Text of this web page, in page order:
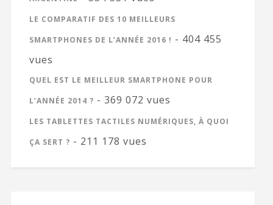
LE COMPARATIF DES 10 MEILLEURS
SMARTPHONES DE L’ANNÉE 2016 ! - 404 455
vues
QUEL EST LE MEILLEUR SMARTPHONE POUR
L’ANNÉE 2014 ? - 369 072 vues
LES TABLETTES TACTILES NUMÉRIQUES, À QUOI
ÇA SERT ? - 211 178 vues